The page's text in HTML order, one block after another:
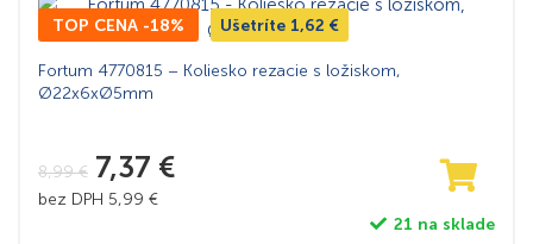
TOP CENA -18% Ušetríte 1,62 €
Fortum 4770815 – Koliesko rezacie s ložiskom,
Ø22x6xØ5mm
8,99€ 7,37 €
bez DPH 5,99 €
21 na sklade